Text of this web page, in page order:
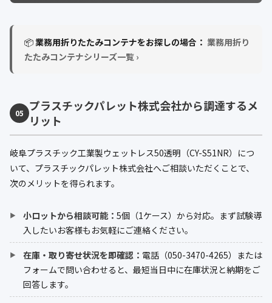
📦業務用折りたたみコンテナをお探しの場合： 業務用折り
たたみコンテナシリーズ一覧 ›
05
プラスチックパレット株式会社から調達するメ
リット
岐阜プラスチック工業製ウェットレス50透明（CY-S51NR）につ
いて、プラスチックパレット株式会社へご相談いただくことで、
次のメリットを得られます。
小ロットから相談可能： 5個（1ケース）から対応。まず試験導
入したいお客様もお気軽にご連絡ください。
在庫・取り寄せ状況を即確認： 電話（050-3470-4265）または
フォームで問い合わせると、最短当日中に在庫状況と納期をご
回答します。